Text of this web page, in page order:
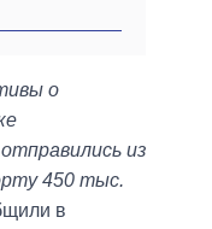
о
из
450 тыс.
в